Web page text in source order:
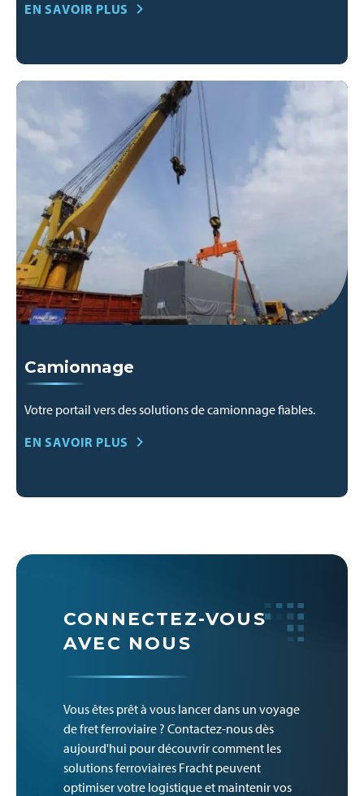
EN SAVOIR PLUS
Camionnage
Votre portail vers des solutions de camionnage fiables.
EN SAVOIR PLUS
CONNECTEZ-VOUS
AVEC NOUS
Vous êtes prêt à vous lancer dans un voyage
de fret ferroviaire ? Contactez-nous dès
aujourd'hui pour découvrir comment les
solutions ferroviaires Fracht peuvent
optimiser votre logistique et maintenir vos